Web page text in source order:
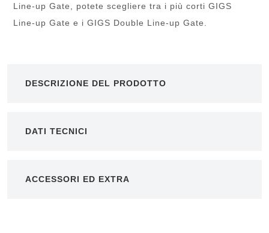
Line-up Gate, potete scegliere tra i più corti GIGS
Line-up Gate e i GIGS Double Line-up Gate.
DESCRIZIONE DEL PRODOTTO
DATI TECNICI
ACCESSORI ED EXTRA